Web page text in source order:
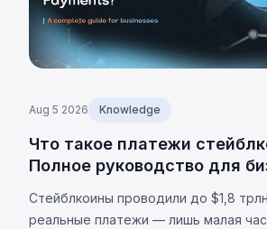
Aug 5 2026 Knowledge
Что такое платежи
Полное руководство для
Стейблкоины проводили до $1,8
реальные платежи — лишь малая